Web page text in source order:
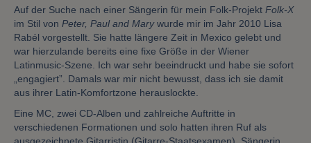
Auf der Suche nach einer Sängerin für mein Folk-Projekt Folk-X
im Stil von Peter, Paul and Marywurde mir im Jahr 2010 Lisa
Rabél vorgestellt. Sie hatte längere Zeit in Mexico gelebt und
war hierzulande bereits eine fixe Größe in der Wiener
Latinmusic-Szene. Ich war sehr beeindruckt und habe sie sofort
„engagiert”. Damals war mir nicht bewusst, dass ich sie damit
aus ihrer Latin-Komfortzone herauslockte.
Eine MC, zwei CD-Alben und zahlreiche Auftritte in
verschiedenen Formationen und solo hatten ihren Ruf als
ausgezeichnete Gitarristin (Gitarre-Staatsexamen), Sängerin